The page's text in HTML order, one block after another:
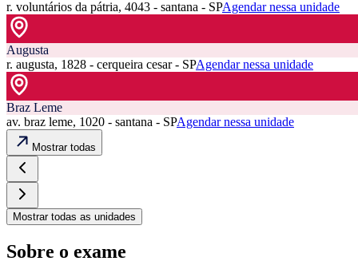
r. voluntários da pátria, 4043 - santana - SPAgendar nessa unidade
Augusta
r. augusta, 1828 - cerqueira cesar - SPAgendar nessa unidade
Braz Leme
av. braz leme, 1020 - santana - SPAgendar nessa unidade
Mostrar todas
Mostrar todas as unidades
Sobre o exame